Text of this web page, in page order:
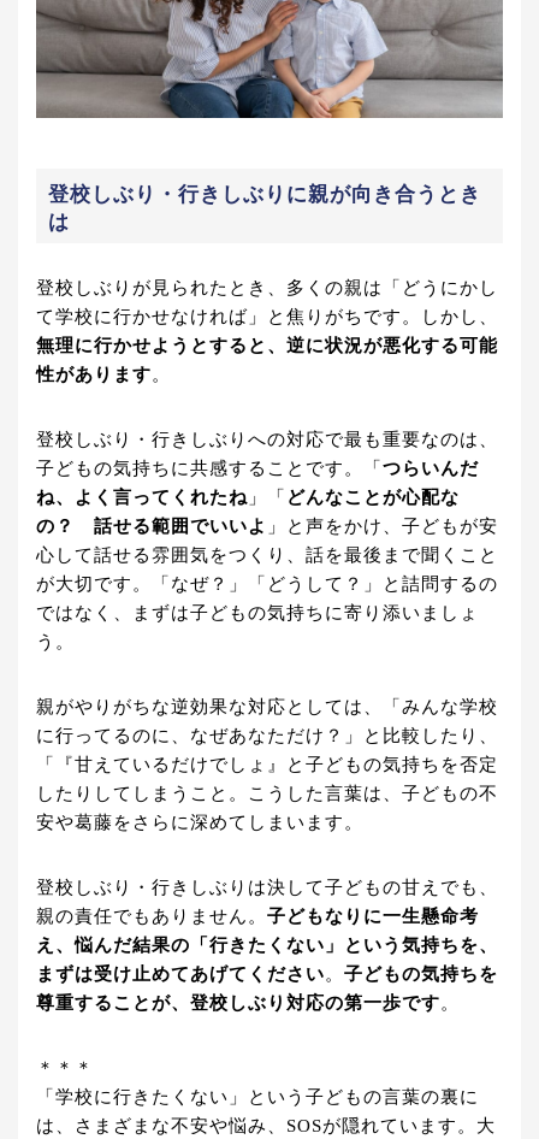
登校しぶり・行きしぶりに親が向き合うとき
は
登校しぶりが見られたとき、多くの親は「どうにかし
て学校に行かせなければ」と焦りがちです。しかし、
無理に行かせようとすると、逆に状況が悪化する可能
性があります。
登校しぶり・行きしぶりへの対応で最も重要なのは、
子どもの気持ちに共感することです。「つらいんだ
ね、よく言ってくれたね 」「 どんなことが心配な
の？ 話せる範囲でいいよ 」と声をかけ、子どもが安
心して話せる雰囲気をつくり、話を最後まで聞くこと
が大切です。「なぜ？」「どうして？」と詰問するの
ではなく、まずは子どもの気持ちに寄り添いましょ
う。
親がやりがちな逆効果な対応としては、「みんな学校
に行ってるのに、なぜあなただけ？」と比較したり、
「『甘えているだけでしょ』と子どもの気持ちを否定
したりしてしまうこと。こうした言葉は、子どもの不
安や葛藤をさらに深めてしまいます。
登校しぶり・行きしぶりは決して子どもの甘えでも、
親の責任でもありません。 子どもなりに一生懸命考
え、悩んだ結果の「行きたくない」という気持ちを、
まずは受け止めてあげてください。 子どもの気持ちを
尊重することが、登校しぶり対応の第一歩です。
＊＊＊
「学校に行きたくない」という子どもの言葉の裏に
は、さまざまな不安や悩み、SOSが隠れています。大